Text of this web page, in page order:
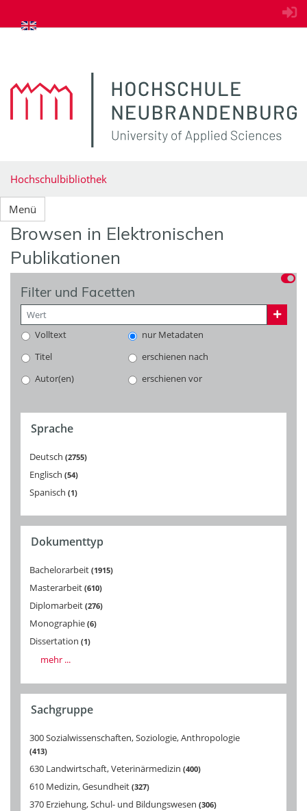
zum Inhalt springen
Hochschulbibliothek
Menü
Browsen in Elektronischen
Publikationen
Filter und Facetten
Volltext
nur Metadaten
Titel
erschienen nach
Autor(en)
erschienen vor
Sprache
Deutsch 2755
Englisch 54
Spanisch 1
Dokumenttyp
Bachelorarbeit 1915
Masterarbeit 610
Diplomarbeit 276
Monographie 6
Dissertation 1
mehr ...
Sachgruppe
300 Sozialwissenschaften, Soziologie, Anthropologie
413
630 Landwirtschaft, Veterinärmedizin 400
610 Medizin, Gesundheit 327
370 Erziehung, Schul- und Bildungswesen 306